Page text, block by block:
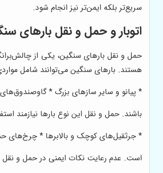
سریع‌تر بلکه ایمن‌تر نیز انجام شود.
اتوبار و حمل و نقل بارهای
حمل و نقل بارهای سنگین، یکی از
هستند. بارهای سنگین می‌توانند شامل
* پیانو و سایر سازهای بزرگ *
باشند. حمل و نقل این نوع بارها نیازمند
* جرثقیل‌های کوچک و بالابرها *
است. عدم رعایت نکات ایمنی در حمل و نقل